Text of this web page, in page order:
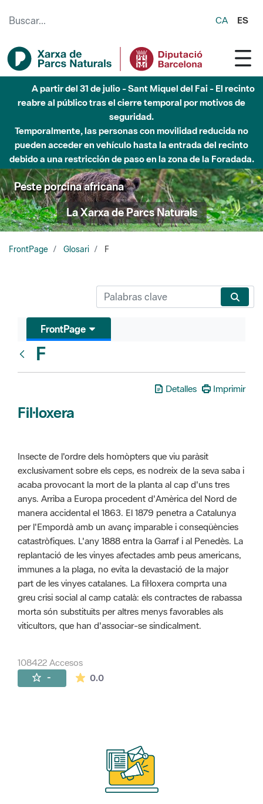
CA ES
A partir del 31 de julio - Sant Miquel del Fai - El recinto
reabre al público tras el cierre temporal por motivos de
seguridad.
Temporalmente, las personas con movilidad reducida no
pueden acceder en vehículo hasta la entrada del recinto
debido a una restricción de paso en la zona de la Foradada.
Peste porcina africana
La Xarxa de Parcs Naturals
FrontPage Glosari F
FrontPage
F
Detalles Imprimir
Fil·loxera
Insecte de l'ordre dels homòpters que viu paràsit
exclusivament sobre els ceps, es nodreix de la seva saba i
acaba provocant la mort de la planta al cap d'uns tres
anys. Arriba a Europa procedent d'Amèrica del Nord de
manera accidental el 1863. El 1879 penetra a Catalunya
per l'Empordà amb un avanç imparable i conseqüències
catastròfiques. L'any 1888 entra la Garraf i al Penedès. La
replantació de les vinyes afectades amb peus americans,
immunes a la plaga, no evita la devastació de la major
part de les vinyes catalanes. La fil·loxera comprta una
greu crisi social al camp català: els contractes de rabassa
morta són substituïts per altres menys favorables als
viticultors, que han d'associar-se sindicalment.
108422 Accesos
- 0.0La valoración media es de 0 estrellas de